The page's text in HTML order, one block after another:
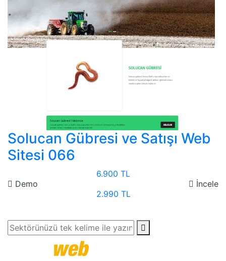
Solucan Gübresi ve Satışı Web
Sitesi 066
Demo
6.900 TL
2.990 TL
İncele